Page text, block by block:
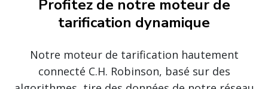
Profitez de notre moteur de
tarification dynamique
Notre moteur de tarification hautement
connecté C.H. Robinson, basé sur des